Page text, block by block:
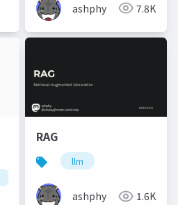
ashphy 7.8K
RAG
llm
ashphy 1.6K